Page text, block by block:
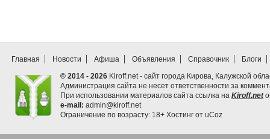
Главная Новости Афиша Объявления Справочник
Блоги
© 2014 - 2026 Kiroff.net - сайт города Кирова, Калужской
Администрация сайта не несет ответственности за
При использовании материалов сайта ссылка на Kiroff.net
e-mail: admin@kiroff.net
Ограничение по возрасту: 18+ Хостинг от uCoz